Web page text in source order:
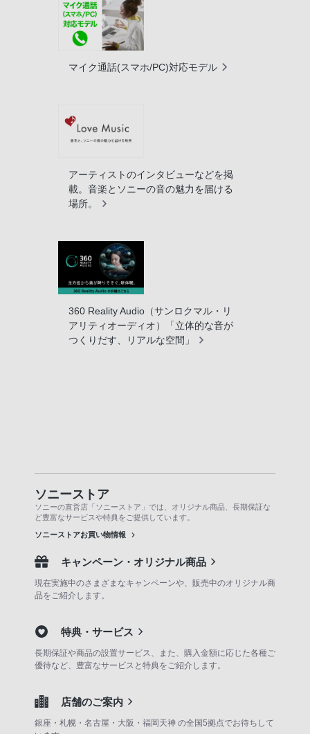
マイク通話(スマホ/PC)対応モデル
アーティストのインタビューなどを掲
載。音楽とソニーの音の魅力を届ける
場所。
360 Reality Audio（サンロクマル・リ
アリティオーディオ）「立体的な音が
つくりだす、リアルな空間」
ソニーストア
ソニーの直営店「ソニーストア」では、オリジナル商品、長期保証な
ど豊富なサービスや特典をご提供しています。
ソニーストアお買い物情報
キャンペーン・オリジナル商品
現在実施中のさまざまなキャンペーンや、販売中のオリジナル商
品をご紹介します。
特典・サービス
長期保証や商品の設置サービス、また、購入金額に応じた各種ご
優待など、豊富なサービスと特典をご紹介します。
店舗のご案内
銀座・札幌・名古屋・大阪・福岡天神 の全国5拠点でお待ちして